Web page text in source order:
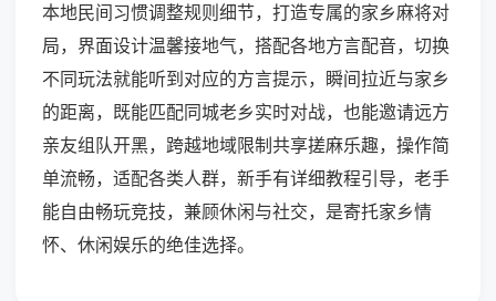
本地民间习惯调整规则细节，打造专属的家乡麻将对
局，界面设计温馨接地气，搭配各地方言配音，切换
不同玩法就能听到对应的方言提示，瞬间拉近与家乡
的距离，既能匹配同城老乡实时对战，也能邀请远方
亲友组队开黑，跨越地域限制共享搓麻乐趣，操作简
单流畅，适配各类人群，新手有详细教程引导，老手
能自由畅玩竞技，兼顾休闲与社交，是寄托家乡情
怀、休闲娱乐的绝佳选择。